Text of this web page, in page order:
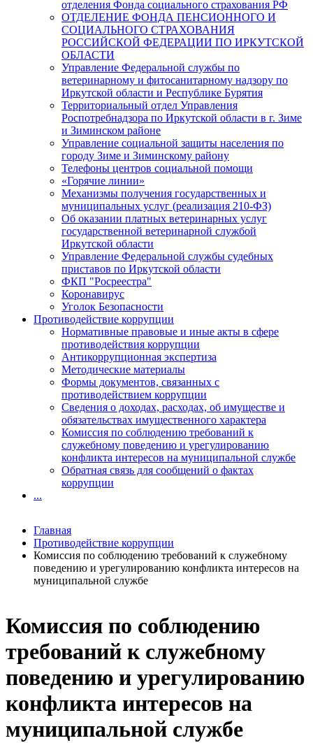
Комиссия по соблюдению
требований к служебному
поведению и урегулированию
конфликта интересов на
муниципальной службе
отделения Фонда социального страхования РФ
ОТДЕЛЕНИЕ ФОНДА ПЕНСИОННОГО И
СОЦИАЛЬНОГО СТРАХОВАНИЯ
РОССИЙСКОЙ ФЕДЕРАЦИИ ПО ИРКУТСКОЙ
ОБЛАСТИ
Управление Федеральной службы по
ветеринарному и фитосанитарному надзору по
Иркутской области и Республике Бурятия
Территориальный отдел Управления
Роспотребнадзора по Иркутской области в г. Зиме
и Зиминском районе
Управление социальной защиты населения по
городу Зиме и Зиминскому району
Телефоны центров социальной помощи
«Горячие линии»
Механизмы получения государственных и
муниципальных услуг (реализация 210-ФЗ)
Об оказании платных ветеринарных услуг
государственной ветеринарной службой
Иркутской области
Управление Федеральной службы судебных
приставов по Иркутской области
ФКП "Росреестра"
Коронавирус
Уголок Безопасности
Противодействие коррупции
Нормативные правовые и иные акты в сфере
противодействия коррупции
Антикоррупционная экспертиза
Методические материалы
Формы документов, связанных с
противодействием коррупции
Сведения о доходах, расходах, об имуществе и
обязательствах имущественного характера
Комиссия по соблюдению требований к
служебному поведению и урегулированию
конфликта интересов на муниципальной службе
Обратная связь для сообщений о фактах
коррупции
...
Главная
Противодействие коррупции
Комиссия по соблюдению требований к служебному
поведению и урегулированию конфликта интересов на
муниципальной службе